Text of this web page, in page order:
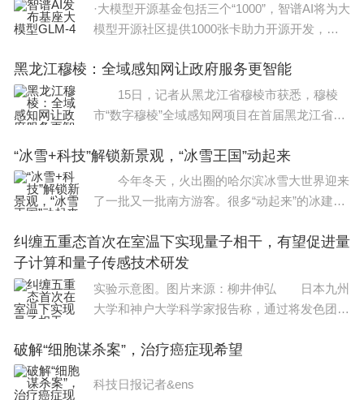
6、2024年起，除北京外国语大学、上海外国语大
生，其他高校招生的外国语中学推荐的保送生只能在
除英语以外的小语种相关专业学习。
·大模型开源基金包括三个“1000”，智谱AI将为大
模型开源社区提供1000张卡助力开源开发，提
黑龙江穆棱：全域感知网让政府服务更智能
15日，记者从黑龙江省穆棱市获悉，穆棱
市“数字穆棱”全域感知网项目在首届黑龙江省数
以往，城市占道经营监控、道路监控、绿化监
“冰雪+科技”解锁新景观，“冰雪王国”动起来
今年冬天，火出圈的哈尔滨冰雪大世界迎来
了一批又一批南方游客。很多“动起来”的冰建筑
达感应与识别技术等新技术，冰建筑不仅可以
纠缠五重态首次在室温下实现量子相干，有望促进量
子计算和量子传感技术研发
实验示意图。图片来源：柳井伸弘 日本九州
大学和神户大学科学家报告称，通过将发色团
机框架，他们在室温下实现了量子相干。这是量
破解“细胞谋杀案”，治疗癌症现希望
科技日报记者&ens